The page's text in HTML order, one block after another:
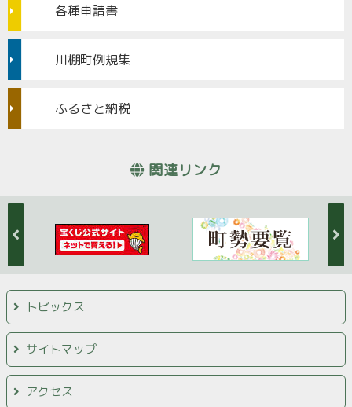
各種申請書
川棚町例規集
ふるさと納税
関連リンク
トピックス
サイトマップ
アクセス